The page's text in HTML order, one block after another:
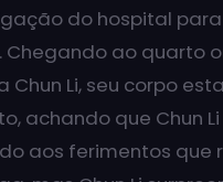
do hospital
Chegando ao quarto
Chun Li, seu corpo
achando que Chun
aos ferimentos que